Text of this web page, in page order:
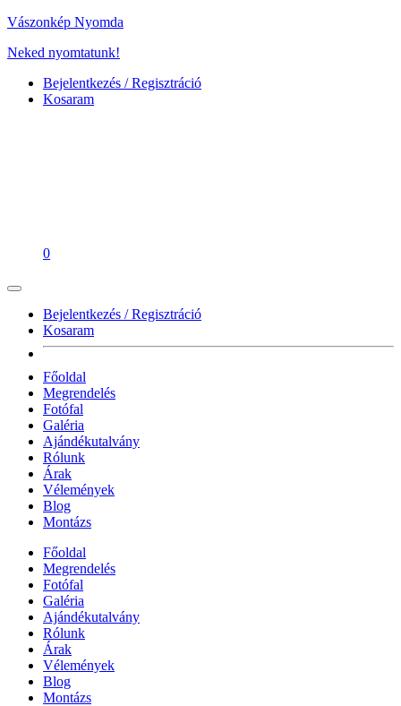
Vászonkép Nyomda
Neked nyomtatunk!
Bejelentkezés / Regisztráció
Kosaram
0
Bejelentkezés / Regisztráció
Kosaram
Főoldal
Megrendelés
Fotófal
Galéria
Ajándékutalvány
Rólunk
Árak
Vélemények
Blog
Montázs
Főoldal
Megrendelés
Fotófal
Galéria
Ajándékutalvány
Rólunk
Árak
Vélemények
Blog
Montázs